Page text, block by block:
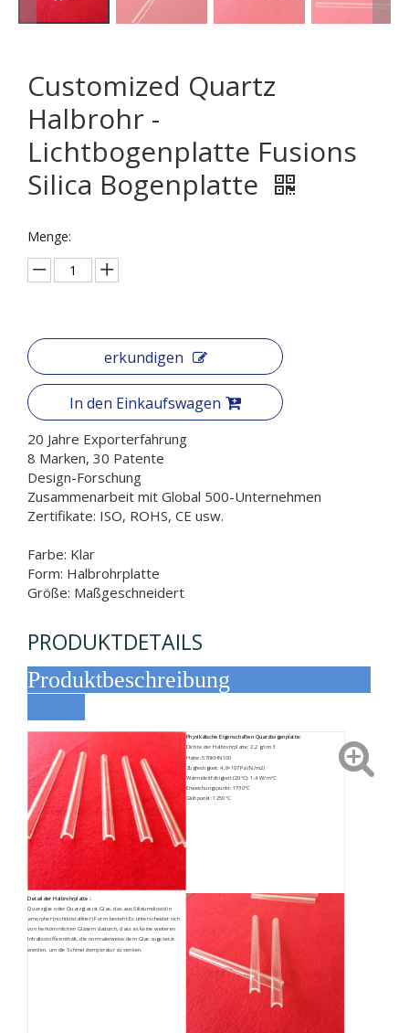
Customized Quartz
Halbrohr -
Lichtbogenplatte Fusions
Silica Bogenplatte
Menge:
erkundigen
In den Einkaufswagen
20 Jahre Exporterfahrung
8 Marken, 30 Patente
Design-Forschung
Zusammenarbeit mit Global 500-Unternehmen
Zertifikate: ISO, ROHS, CE usw.
Farbe: Klar
Form: Halbrohrplatte
Größe: Maßgeschneidert
PRODUKTDETAILS
Produktbeschreibung
Physikalische Eigenschaften Quarzbogenplatte:
Dichte der Halbrohrplatte: 2,2 g/cm3
Härte: 570KHN100
Zugfestigkeit: 4,8×107Pa (N/m2)
Wärmeleitfähigkeit (20℃): 1,4 W/m℃
Erweichungspunkt: 1730℃
Glühpunkt: 1250℃
Detail der Halbrohrplatte ：
Quarzglas oder Quarzglas ist Glas, das aus Siliziumdioxid in
amorpher (nichtkristalliner) Form besteht.Es unterscheidet sich
von herkömmlichen Gläsern dadurch, dass es keine weiteren
Inhaltsstoffe enthält, die normalerweise dem Glas zugesetzt
werden, um die Schmelztemperatur zu senken.